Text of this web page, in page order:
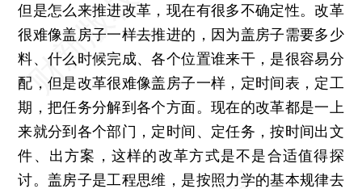
但是怎么来推进改革，现在有很多不确定性。改革
很难像盖房子一样去推进的，因为盖房子需要多少
料、什么时候完成、各个位置谁来干，是很容易分
配，但是改革很难像盖房子一样，定时间表，定工
期，把任务分解到各个方面。现在的改革都是一上
来就分到各个部门，定时间、定任务，按时间出文
件、出方案，这样的改革方式是不是合适值得探
讨。盖房子是工程思维，是按照力学的基本规律去